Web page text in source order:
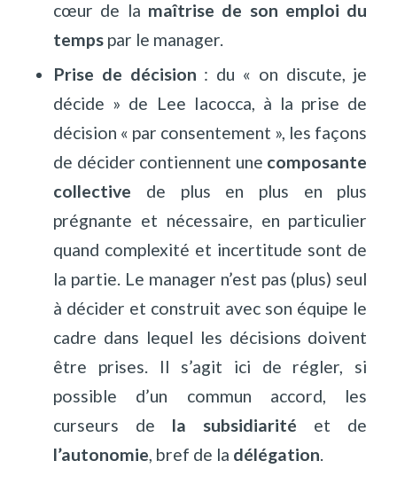
cœur de la maîtrise de son emploi du
temps par le manager.
Prise de décision : du « on discute, je
décide » de Lee Iacocca, à la prise de
décision « par consentement », les façons
de décider contiennent une composante
collective de plus en plus en plus
prégnante et nécessaire, en particulier
quand complexité et incertitude sont de
la partie. Le manager n’est pas (plus) seul
à décider et construit avec son équipe le
cadre dans lequel les décisions doivent
être prises. Il s’agit ici de régler, si
possible d’un commun accord, les
curseurs de la subsidiarité et de
l’autonomie, bref de la délégation.